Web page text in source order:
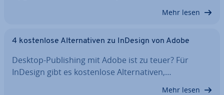
Mehr lesen
4 kos­ten­lo­se Al­ter­na­ti­ven zu InDesign von Adobe
Desktop-Pu­bli­shing mit Adobe ist zu teuer? Für
InDesign gibt es kos­ten­lo­se Al­ter­na­ti­ven,…
Mehr lesen